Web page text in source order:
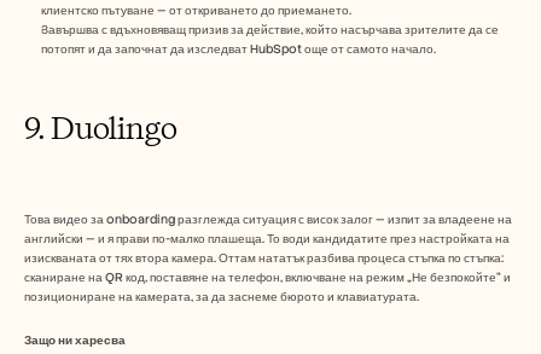
клиентско пътуване — от откриването до приемането.
Завършва с вдъхновяващ призив за действие, който насърчава зрителите да се
потопят и да започнат да изследват HubSpot още от самото начало.
9. Duolingo
Това видео за onboarding разглежда ситуация с висок залог — изпит за владеене на
английски — и я прави по-малко плашеща. То води кандидатите през настройката на
изискваната от тях втора камера. Оттам нататък разбива процеса стъпка по стъпка:
сканиране на QR код, поставяне на телефон, включване на режим „Не безпокойте“ и
позициониране на камерата, за да заснеме бюрото и клавиатурата.
Защо ни харесва